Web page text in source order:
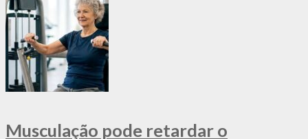
Musculação pode retardar o